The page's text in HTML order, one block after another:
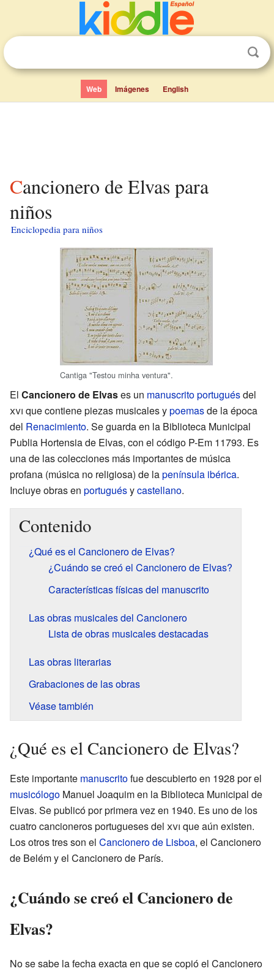
Web Imágenes English
Cancionero de Elvas para
niños
Enciclopedia para niños
Cantiga "Testou minha ventura".
El Cancionero de Elvases un manuscritoportuguésdel
xvi que contiene piezas musicales ypoemasde la época
del Renacimiento. Se guarda en la Biblioteca Municipal
Publia Hortensia de Elvas, con el código P-Em 11793. Es
una de las colecciones más importantes de música
profana (música no religiosa) de lapenínsula ibérica.
Incluye obras en portuguésycastellano.
Contenido
¿Qué es el Cancionero de Elvas?
¿Cuándo se creó el Cancionero de Elvas?
Características físicas del manuscrito
Las obras musicales del Cancionero
Lista de obras musicales destacadas
Las obras literarias
Grabaciones de las obras
Véase también
¿Qué es el Cancionero de Elvas?
Este importante manuscritofue descubierto en 1928 por el
musicólogo Manuel Joaquim en la Biblioteca Municipal de
Elvas. Se publicó por primera vez en 1940. Es uno de los
cuatro cancioneros portugueses del xvi que aún existen.
Los otros tres son el Cancionero de Lisboa, el Cancionero
de Belém y el Cancionero de París.
¿Cuándo se creó el Cancionero de
Elvas?
No se sabe la fecha exacta en que se copió el Cancionero